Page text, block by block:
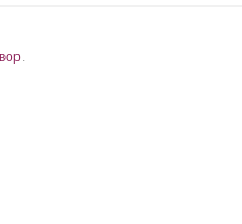
.